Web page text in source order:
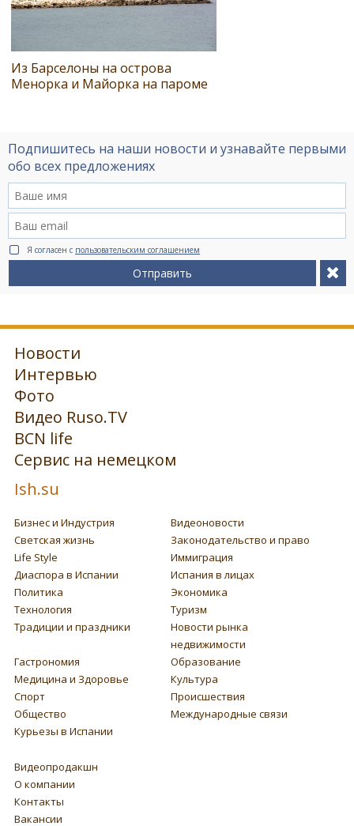
Из Барселоны на острова
Менорка и Майорка на пароме
Подпишитесь на наши новости и узнавайте первыми
обо всех предложениях
Я согласен с пользовательским соглашением
Отправить
Новости
Интервью
Фото
Видео Ruso.TV
BCN life
Сервис на немецком
Ish.su
Бизнес и Индустрия
Видеоновости
Светская жизнь
Законодательство и право
Life Style
Иммиграция
Диаспора в Испании
Испания в лицах
Политика
Экономика
Технология
Туризм
Традиции и праздники
Новости рынка
недвижимости
Гастрономия
Образование
Медицина и Здоровье
Культура
Спорт
Происшествия
Общество
Международные связи
Курьезы в Испании
Видеопродакшн
О компании
Контакты
Вакансии